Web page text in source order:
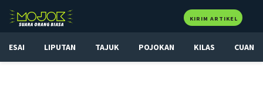
KIRIM ARTIKEL
ESAI LIPUTAN TAJUK POJOKAN KILAS CUAN